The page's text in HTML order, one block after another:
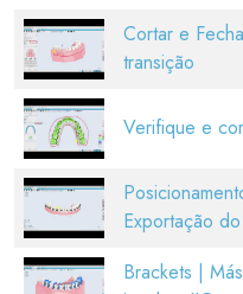
Cortar e
transição
Verifique e
Exportação
Brackets |